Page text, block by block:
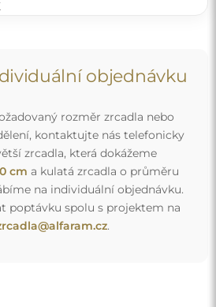
objednávku
rozměr zrcadla nebo
kontaktujte nás telefonicky
zrcadla, která dokážeme
cm a kulatá zrcadla o průměru
na individuální objednávku.
poptávku spolu s projektem na
.